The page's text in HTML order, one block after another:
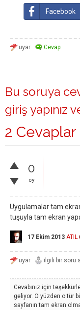
Facebook
Bu soruya
giriş yapınız
2 Cevaplar
0
oy
Uygulamalar tam
tuşuyla tam ekran
17 Ekim 2013 ATIL
Cevabınız için
geliyor. O yüzden o tür
sayfanın tam ekran